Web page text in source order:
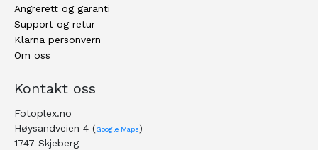
Angrerett og garanti
Support og retur
Klarna personvern
Om oss
Kontakt oss
Fotoplex.no
Høysandveien 4 (Google Maps)
1747 Skjeberg